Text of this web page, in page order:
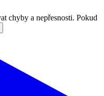
chyby a nepřesnosti. Pokud